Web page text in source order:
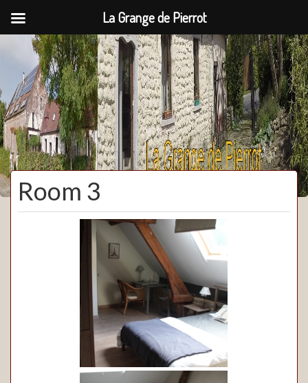
La Grange de Pierrot
Room 3
La Grange de Pierrot